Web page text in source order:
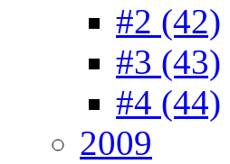
#2 (42)
#3 (43)
#4 (44)
2009